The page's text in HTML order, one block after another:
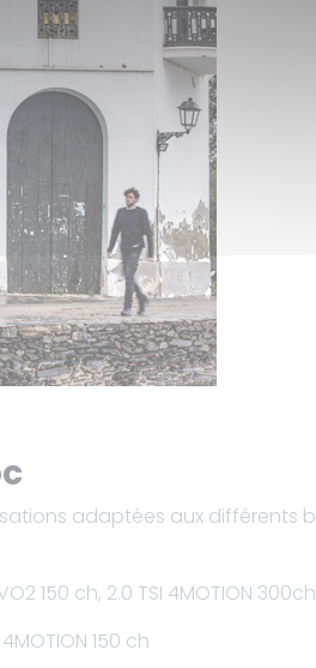
adaptées aux différents
150 ch, 2.0 TSI 4MOTION 300ch
4MOTION 150 ch